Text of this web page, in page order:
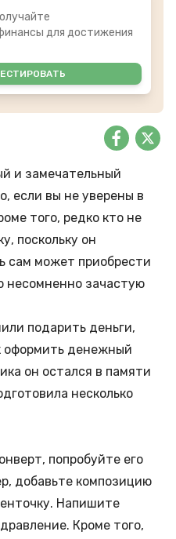
для достижения
и замечательный
если вы не уверены в
того, редко кто не
поскольку он
сам может приобрести
несомненно зачастую
подарить деньги,
оформить денежный
он остался в памяти
несколько
попробуйте его
добавьте композицию
Напишите
Кроме того,